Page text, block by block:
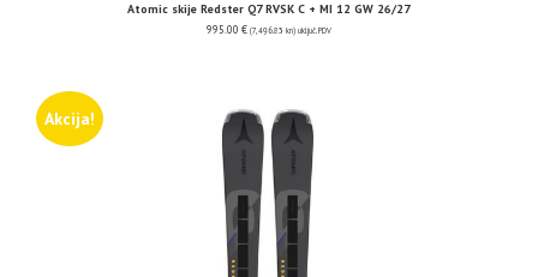
Atomic skije Redster Q7 RVSK C + MI 12 GW 26/27
995.00 € (7,496.83 kn) uključ. PDV
Akcija!